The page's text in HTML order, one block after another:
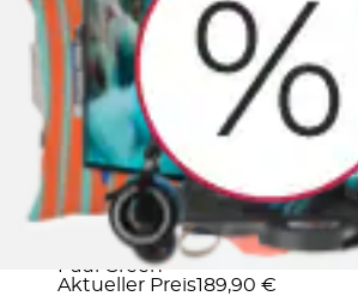
+ Farben
Stiefelette »Paul Green
Veloursleder/Textil«
Paul Green
Aktueller Preis189,90 €